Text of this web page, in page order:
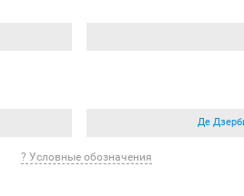
Де
? Условные обозначения